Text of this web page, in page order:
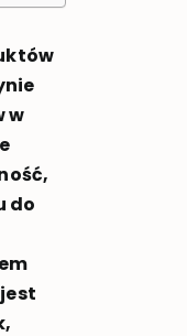
w
do